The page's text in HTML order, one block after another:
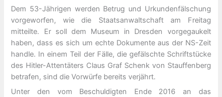
Dem 53-Jährigen werden Betrug und Urkundenfälschung
vorgeworfen, wie die Staatsanwaltschaft am Freitag
mitteilte. Er soll dem Museum in Dresden vorgegaukelt
haben, dass es sich um echte Dokumente aus der NS-Zeit
handle. In einem Teil der Fälle, die gefälschte Schriftstücke
des Hitler-Attentäters Claus Graf Schenk von Stauffenberg
betrafen, sind die Vorwürfe bereits verjährt.
Unter den vom Beschuldigten Ende 2016 an das